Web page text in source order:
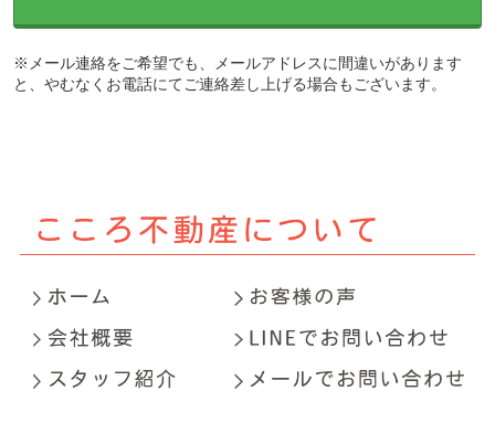
※メール連絡をご希望でも、メールアドレスに間違いがあります
と、やむなくお電話にてご連絡差し上げる場合もございます。